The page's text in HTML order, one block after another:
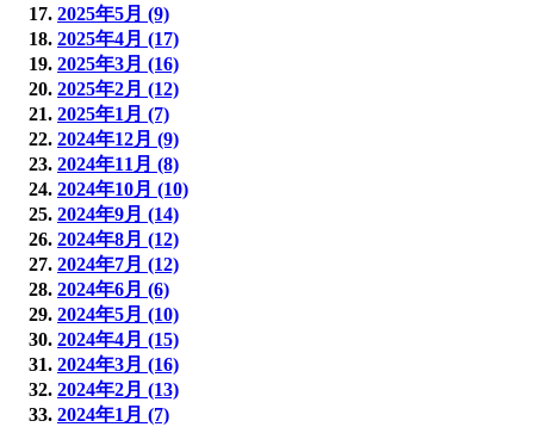
2025年5月 (9)
2025年4月 (17)
2025年3月 (16)
2025年2月 (12)
2025年1月 (7)
2024年12月 (9)
2024年11月 (8)
2024年10月 (10)
2024年9月 (14)
2024年8月 (12)
2024年7月 (12)
2024年6月 (6)
2024年5月 (10)
2024年4月 (15)
2024年3月 (16)
2024年2月 (13)
2024年1月 (7)